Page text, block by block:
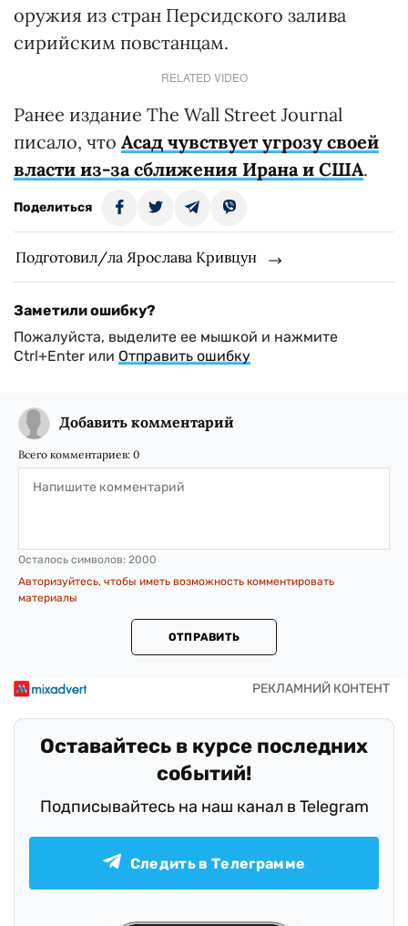
оружия из стран Персидского залива
сирийским повстанцам.
RELATED VIDEO
Ранее издание The Wall Street Journal
писало, что Асад чувствует угрозу своей
власти из-за сближения Ирана и США.
Поделиться
Подготовил/ла Ярослава Кривцун
Заметили ошибку?
Пожалуйста, выделите ее мышкой и нажмите
Ctrl+Enter или Отправить ошибку
Добавить комментарий
Всего комментариев: 0
Осталось символов: 2000
Авторизуйтесь, чтобы иметь возможность комментировать
материалы
ОТПРАВИТЬ
Оставайтесь в курсе последних
событий!
Подписывайтесь на наш канал в Telegram
Следить в Телеграмме